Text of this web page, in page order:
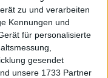
zu und verarbeiten
Kennungen und
für personalisierte
gesendet
unsere 1733 Partner